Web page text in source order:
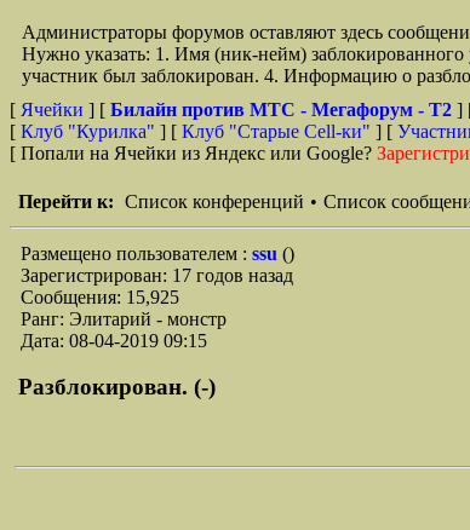
Администраторы форумов оставляют здесь
Нужно указать: 1. Имя (ник-нейм)
участник был заблокирован. 4. Информацию о
[ Ячейки ] [ Билайн против МТС - Мегафорум - T2 ]
[ Клуб "Курилка" ] [ Клуб "Старые Сell-ки" ] [
[ Попали на Ячейки из Яндекс или Google?
Перейти к: Список конференций • Список
Размещено пользователем : ssu ()
Зарегистрирован: 17 годов назад
Сообщения: 15,925
Ранг: Элитарий - монстр
Дата: 08-04-2019 09:15
Разблокирован. (-)